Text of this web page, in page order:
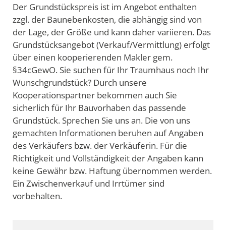
Der Grundstückspreis ist im Angebot enthalten
zzgl. der Baunebenkosten, die abhängig sind von
der Lage, der Größe und kann daher variieren. Das
Grundstücksangebot (Verkauf/Vermittlung) erfolgt
über einen kooperierenden Makler gem.
§34cGewO. Sie suchen für Ihr Traumhaus noch Ihr
Wunschgrundstück? Durch unsere
Kooperationspartner bekommen auch Sie
sicherlich für Ihr Bauvorhaben das passende
Grundstück. Sprechen Sie uns an. Die von uns
gemachten Informationen beruhen auf Angaben
des Verkäufers bzw. der Verkäuferin. Für die
Richtigkeit und Vollständigkeit der Angaben kann
keine Gewähr bzw. Haftung übernommen werden.
Ein Zwischenverkauf und Irrtümer sind
vorbehalten.